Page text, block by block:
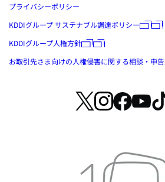
プライバシーポリシー
KDDIグループ サステナブル調達ポリシー
KDDIグループ人権方針
お取引先さま向けの人権侵害に関する相談・申